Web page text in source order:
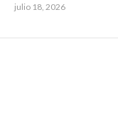
julio 18, 2026